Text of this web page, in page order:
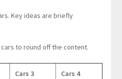
Key ideas are briefly
to round off the content.
Cars 3 Cars 4